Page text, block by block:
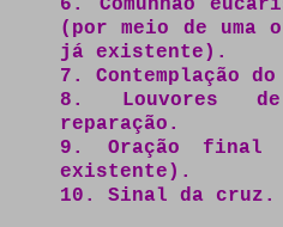
6. Comunhão
(por meio de uma
já existente).
7. Contemplação
8. Louvores
reparação.
9. Oração final
existente).
10. Sinal da cruz.